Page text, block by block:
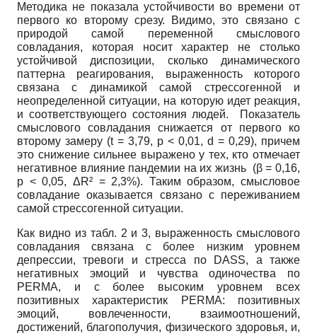
Методика не показала устойчивости во времени от
первого ко второму срезу. Видимо, это связано с
природой самой переменной смыслового
совладания, которая носит характер не столько
устойчивой диспозиции, сколько динамического
паттерна реагирования, выраженность которого
связана с динамикой самой стрессогенной и
неопределенной ситуации, на которую идет реакция,
и соответствующего состояния людей. Показатель
смыслового совладания снижается от первого ко
второму замеру (t = 3,79, p < 0,01, d = 0,29), причем
это снижение сильнее выражено у тех, кто отмечает
негативное влияние пандемии на их жизнь (β = 0,16,
p < 0,05, ΔR² = 2,3%). Таким образом, смысловое
совладание оказывается связано с переживанием
самой стрессогенной ситуации.
Как видно из табл. 2 и 3, выраженность смыслового
совладания связана с более низким уровнем
депрессии, тревоги и стресса по DASS, а также
негативных эмоций и чувства одиночества по
PERMA, и с более высоким уровнем всех
позитивных характеристик PERMA: позитивных
эмоций, вовлеченности, взаимоотношений,
достижений, благополучия, физического здоровья, и,